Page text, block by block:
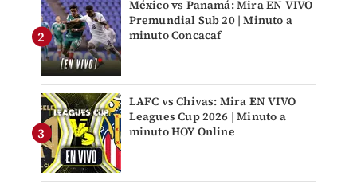
México vs Panamá: Mira EN VIVO
Premundial Sub 20 | Minuto a
minuto Concacaf
LAFC vs Chivas: Mira EN VIVO
Leagues Cup 2026 | Minuto a
minuto HOY Online